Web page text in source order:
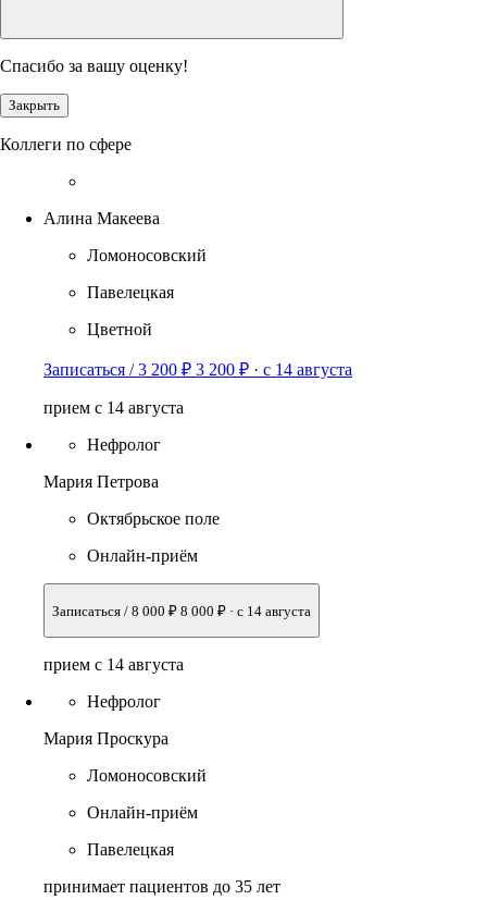
Спасибо за вашу оценку!
Закрыть
Коллеги по сфере
Алина Макеева
Ломоносовский
Павелецкая
Цветной
Записаться / 3 200 ₽ 3 200 ₽ · с 14 августа
прием с 14 августа
Нефролог
Мария Петрова
Октябрьское поле
Онлайн-приём
Записаться / 8 000 ₽ 8 000 ₽ · с 14 августа
прием с 14 августа
Нефролог
Мария Проскура
Ломоносовский
Онлайн-приём
Павелецкая
принимает пациентов до 35 лет